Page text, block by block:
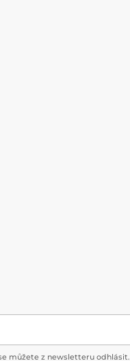
můžete z newsletteru odhlásit.